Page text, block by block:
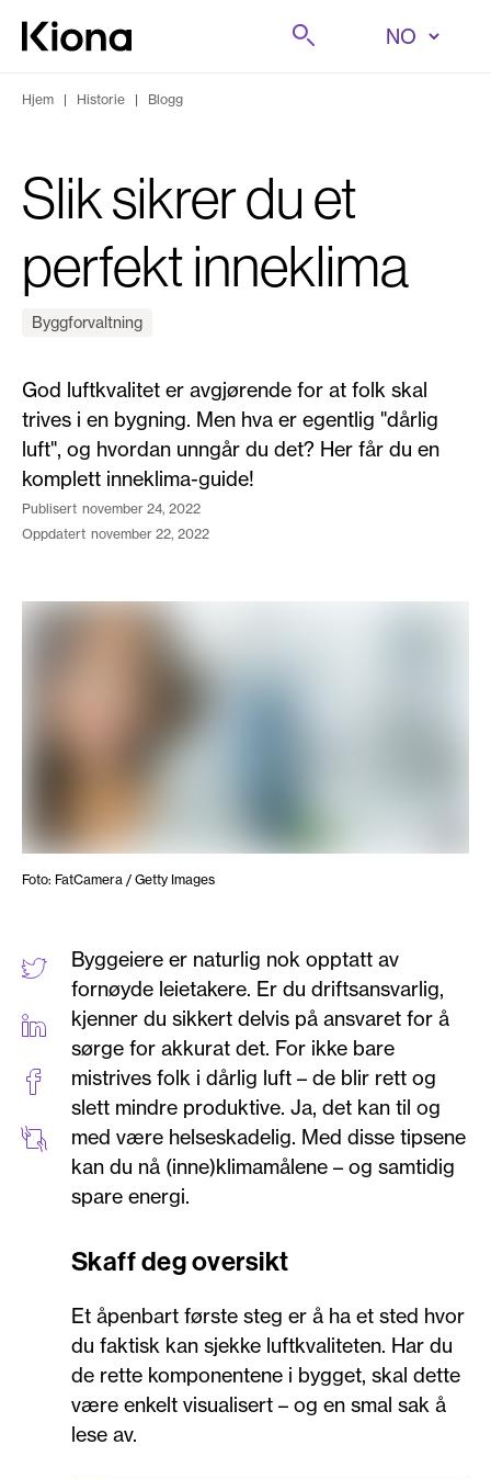
Hopp til innhold
Gå til forsiden
Søk på
Hjem | Historie | Blogg
Slik sikrer du et
perfekt inneklima
Byggforvaltning
God luftkvalitet er avgjørende for at folk skal
trives i en bygning. Men hva er egentlig "dårlig
luft", og hvordan unngår du det? Her får du en
komplett inneklima-guide!
publisert november 24, 2022
oppdatert november 22, 2022
Foto: FatCamera / Getty Images
Byggeiere er naturlig nok opptatt av
fornøyde leietakere. Er du driftsansvarlig,
kjenner du sikkert delvis på ansvaret for å
sørge for akkurat det. For ikke bare
mistrives folk i dårlig luft – de blir rett og
slett mindre produktive. Ja, det kan til og
med være helseskadelig. Med disse tipsene
kan du nå (inne)klimamålene – og samtidig
spare energi.
Skaff deg oversikt
Et åpenbart første steg er å ha et sted hvor
du faktisk kan sjekke luftkvaliteten. Har du
de rette komponentene i bygget, skal dette
være enkelt visualisert – og en smal sak å
lese av.